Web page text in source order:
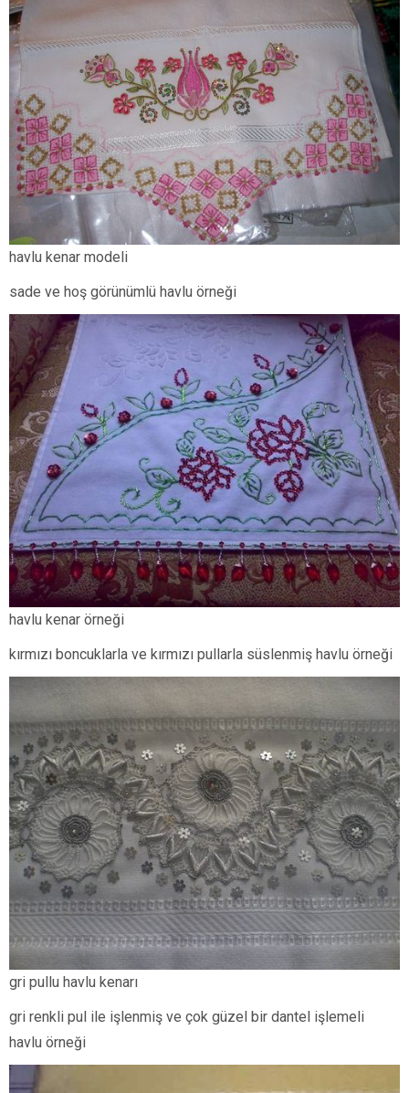
havlu kenar modeli
sade ve hoş görünümlü havlu örneği
havlu kenar örneği
kırmızı boncuklarla ve kırmızı pullarla süslenmiş havlu örneği
gri pullu havlu kenarı
gri renkli pul ile işlenmiş ve çok güzel bir dantel işlemeli
havlu örneği